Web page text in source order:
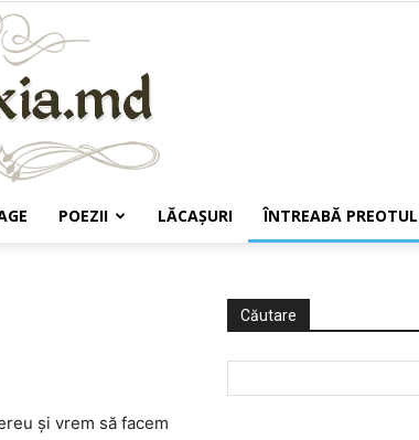
POEZII LĂCAŞURI ÎNTREABĂ PREOTUL
și vrem să facem
Căutare